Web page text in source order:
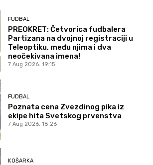
FUDBAL
PREOKRET: Četvorica fudbalera
Partizana na dvojnoj registraciji u
Teleoptiku, među njima i dva
neočekivana imena!
7 Aug 2026. 19:15
FUDBAL
Poznata cena Zvezdinog pika iz
ekipe hita Svetskog prvenstva
7 Aug 2026. 18:26
KOŠARKA